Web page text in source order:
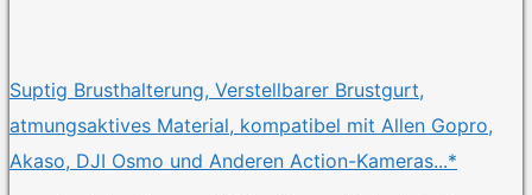
Suptig Brusthalterung, Verstellbarer Brustgurt,
atmungsaktives Material, kompatibel mit Allen Gopro,
Akaso, DJI Osmo und Anderen Action-Kameras...*